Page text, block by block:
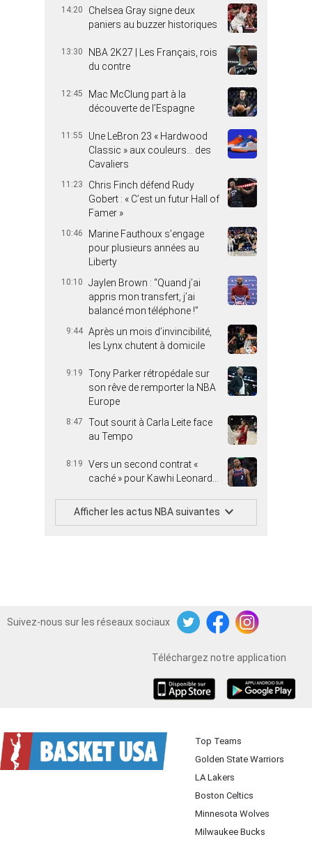
14:20
Chelsea Gray signe deux
paniers au buzzer historiques
13:30
NBA 2K27 | Les Français, rois
du contre
12:45
Mac McClung part à la
découverte de l’Espagne
11:55
Une LeBron 23 « Hardwood
Classic » aux couleurs… des
Cavaliers
11:23
Chris Finch défend Rudy
Gobert : « C’est un futur Hall of
Famer »
10:46
Marine Fauthoux s’engage
pour plusieurs années au
Liberty
10:10
Jaylen Brown : “Quand j’ai
appris mon transfert, j’ai
balancé mon téléphone !”
9:44 Après un mois d’invincibilité,
les Lynx chutent à domicile
9:19
Tony Parker rétropédale sur
son rêve de remporter la NBA
Europe
8:47
Tout sourit à Carla Leite face
au Tempo
8:19
Vers un second contrat «
caché » pour Kawhi Leonard…
Afficher les actus NBA suivantes
Suivez-nous sur les réseaux sociaux
TwitterFacebookInstagram
Téléchargez notre application
Top Teams
Golden State Warriors
LA Lakers
Boston Celtics
Minnesota Wolves
Milwaukee Bucks